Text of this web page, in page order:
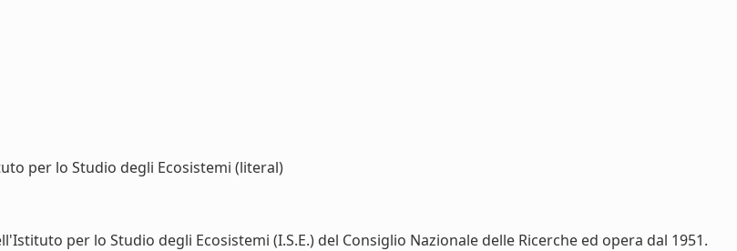
per lo Studio degli Ecosistemi (literal)
per lo Studio degli Ecosistemi (I.S.E.) del Consiglio Nazionale delle Ricerche ed opera dal 1951.